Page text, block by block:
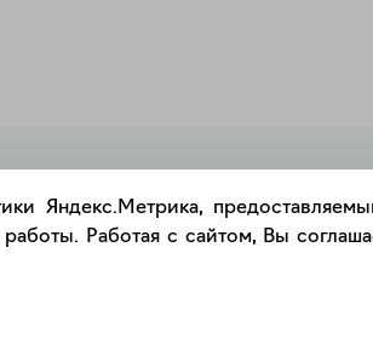
Яндекс.Метрика,
Работая с сайтом, Вы